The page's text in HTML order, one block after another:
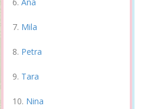
Mila
Petra
Tara
Nina